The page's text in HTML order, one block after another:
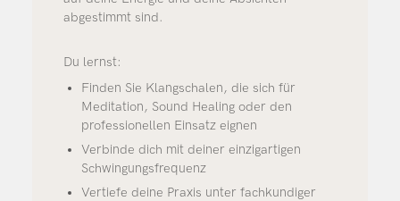
abgestimmt sind.
Du lernst:
Finden Sie Klangschalen, die sich für
Meditation, Sound Healing oder den
professionellen Einsatz eignen
Verbinde dich mit deiner einzigartigen
Schwingungsfrequenz
Vertiefe deine Praxis unter fachkundiger